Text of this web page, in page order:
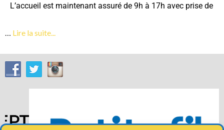
L’accueil est maintenant assuré de 9h à 17h avec prise de
Lire la suite...